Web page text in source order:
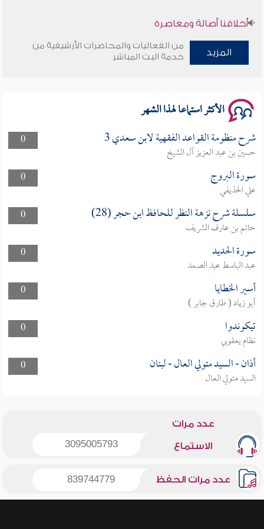
أخلاقنا أصالة ومعاصرة
وأمنهم من خوف 9
المزيد
من الفعاليات والمحاضرات الأرشيفية من
خدمة البث المباشر
الأكثر استماعا لهذا الشهر
0 شرح منظومة القواعد الفقهية لابن سعدي 3
حسين بن عبد العزيز آل الشيخ
0
سورة البروج
علي الحذيفي
0
سلسلة شرح نزهة النظر للحافظ ابن حجر (28)
حاتم بن عارف الشريف
0
سورة الحديد
عبد الباسط عبد الصمد
0
أسير الخطايا
أبو زياد ( طارق جابر )
0
تيكوندوا
نظام يعقوبي
0
أذان - السيد متولي العال - لبنان
السيد متولي العال
عدد مرات
الاستماع 3095005793
عدد مرات الحفظ 839744779